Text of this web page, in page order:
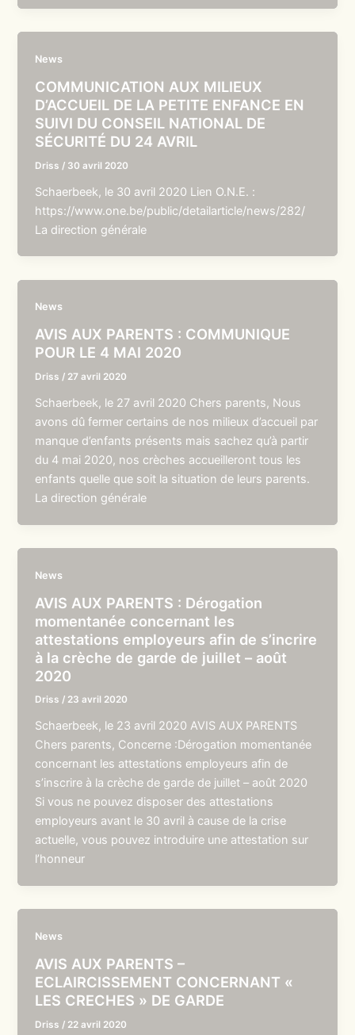
News
COMMUNICATION AUX MILIEUX
D’ACCUEIL DE LA PETITE ENFANCE EN
SUIVI DU CONSEIL NATIONAL DE
SÉCURITÉ DU 24 AVRIL
Driss / 30 avril 2020
Schaerbeek, le 30 avril 2020 Lien O.N.E. :
https://www.one.be/public/detailarticle/news/282/
La direction générale
News
AVIS AUX PARENTS : COMMUNIQUE
POUR LE 4 MAI 2020
Driss / 27 avril 2020
Schaerbeek, le 27 avril 2020 Chers parents, Nous
avons dû fermer certains de nos milieux d’accueil par
manque d’enfants présents mais sachez qu’à partir
du 4 mai 2020, nos crèches accueilleront tous les
enfants quelle que soit la situation de leurs parents.
La direction générale
News
AVIS AUX PARENTS : Dérogation
momentanée concernant les
attestations employeurs afin de s’incrire
à la crèche de garde de juillet – août
2020
Driss / 23 avril 2020
Schaerbeek, le 23 avril 2020 AVIS AUX PARENTS
Chers parents, Concerne :Dérogation momentanée
concernant les attestations employeurs afin de
s’inscrire à la crèche de garde de juillet – août 2020
Si vous ne pouvez disposer des attestations
employeurs avant le 30 avril à cause de la crise
actuelle, vous pouvez introduire une attestation sur
l’honneur
News
AVIS AUX PARENTS –
ECLAIRCISSEMENT CONCERNANT «
LES CRECHES » DE GARDE
Driss / 22 avril 2020